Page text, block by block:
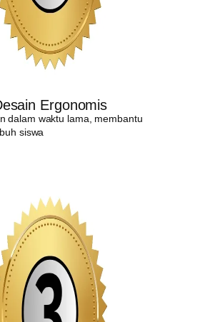
Ergonomis
dalam waktu lama, membantu
siswa